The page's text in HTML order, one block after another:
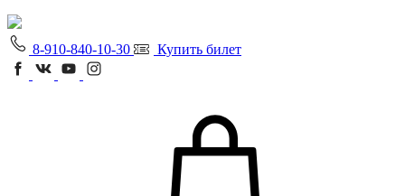
8-910-840-10-30 Купить билет